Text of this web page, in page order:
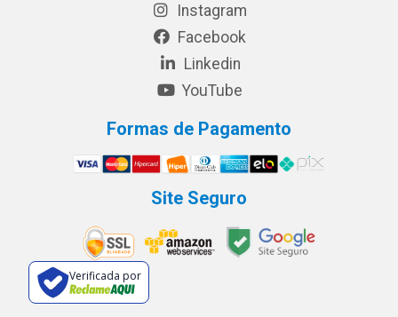
Instagram
Facebook
Linkedin
YouTube
Formas de Pagamento
Site Seguro
Verificada por